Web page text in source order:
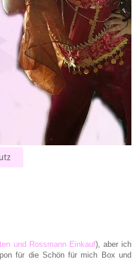
und Rossmann Einkauf), aber ich
für die Schön für mich Box und